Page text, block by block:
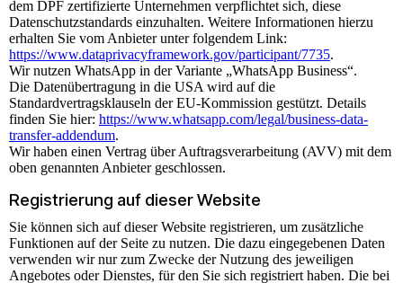
dem DPF zertifizierte Unternehmen verpflichtet sich, diese
Datenschutzstandards einzuhalten. Weitere Informationen hierzu
erhalten Sie vom Anbieter unter folgendem Link:
https://www.dataprivacyframework.gov/participant/7735.
Wir nutzen WhatsApp in der Variante „WhatsApp Business“.
Die Datenübertragung in die USA wird auf die
Standardvertragsklauseln der EU-Kommission gestützt. Details
finden Sie hier: https://www.whatsapp.com/legal/business-data-
transfer-addendum.
Wir haben einen Vertrag über Auftragsverarbeitung (AVV) mit dem
oben genannten Anbieter geschlossen.
Registrierung auf dieser Website
Sie können sich auf dieser Website registrieren, um zusätzliche
Funktionen auf der Seite zu nutzen. Die dazu eingegebenen Daten
verwenden wir nur zum Zwecke der Nutzung des jeweiligen
Angebotes oder Dienstes, für den Sie sich registriert haben. Die bei